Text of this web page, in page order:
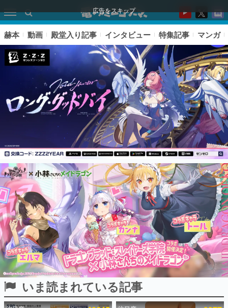
広告をスキップ
ピックアップ
電ファミのいま読まれている記事ランキング
アプリセール情報
インタビュー
連載・特集一覧
殿堂入り記事
SNS拡散数が数千以上！ ページビュー数万以上！ などな
ど。多くの人々に読まれた、電ファミ渾身の“殿堂入り”記
赫本 動画 殿堂入り記事 インタビュー 特集記事 マンガ
いま読まれている記事